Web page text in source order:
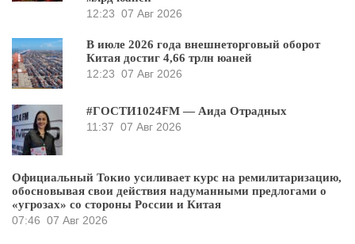
12:23 07 Авг 2026
В июле 2026 года внешнеторговый оборот
Китая достиг 4,66 трлн юаней
12:23 07 Авг 2026
#ГОСТИ1024FM — Аида Отрадных
11:37 07 Авг 2026
Официальный Токио усиливает курс на ремилитаризацию,
обосновывая свои действия надуманными предлогами о
«угрозах» со стороны России и Китая
07:46 07 Авг 2026